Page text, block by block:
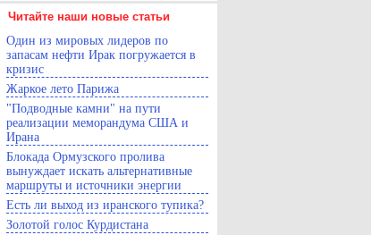
Читайте наши новые статьи
Один из мировых лидеров по
запасам нефти Ирак погружается в
кризис
Жаркое лето Парижа
"Подводные камни" на пути
реализации меморандума США и
Ирана
Блокада Ормузского пролива
вынуждает искать альтернативные
маршруты и источники энергии
Есть ли выход из иранского тупика?
Золотой голос Курдистана